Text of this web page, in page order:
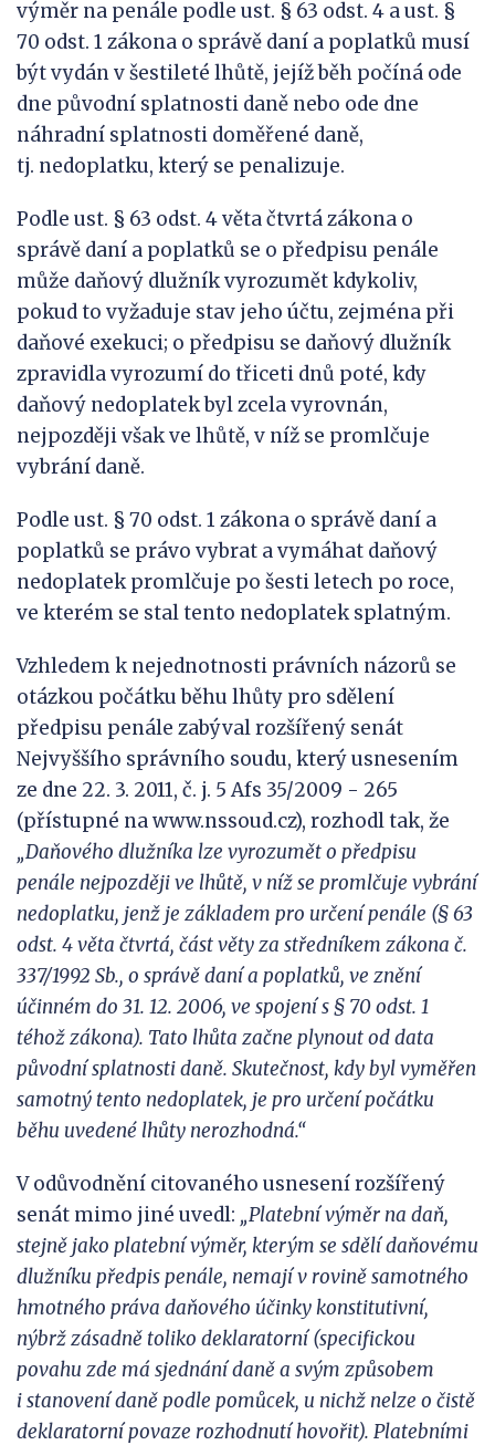
výměr na penále podle ust. § 63 odst. 4 a ust. §
70 odst. 1 zákona o správě daní a poplatků musí
být vydán v šestileté lhůtě, jejíž běh počíná ode
dne původní splatnosti daně nebo ode dne
náhradní splatnosti doměřené daně,
tj. nedoplatku, který se penalizuje.
Podle ust. § 63 odst. 4 věta čtvrtá zákona o
správě daní a poplatků se o předpisu penále
může daňový dlužník vyrozumět kdykoliv,
pokud to vyžaduje stav jeho účtu, zejména při
daňové exekuci; o předpisu se daňový dlužník
zpravidla vyrozumí do třiceti dnů poté, kdy
daňový nedoplatek byl zcela vyrovnán,
nejpozději však ve lhůtě, v níž se promlčuje
vybrání daně.
Podle ust. § 70 odst. 1 zákona o správě daní a
poplatků se právo vybrat a vymáhat daňový
nedoplatek promlčuje po šesti letech po roce,
ve kterém se stal tento nedoplatek splatným.
Vzhledem k nejednotnosti právních názorů se
otázkou počátku běhu lhůty pro sdělení
předpisu penále zabýval rozšířený senát
Nejvyššího správního soudu, který usnesením
ze dne 22. 3. 2011, č. j. 5 Afs 35/2009 - 265
(přístupné na www.nssoud.cz), rozhodl tak, že
„Daňového dlužníka lze vyrozumět o předpisu
penále nejpozději ve lhůtě, v níž se promlčuje vybrání
nedoplatku, jenž je základem pro určení penále (§ 63
odst. 4 věta čtvrtá, část věty za středníkem zákona č.
337/1992 Sb., o správě daní a poplatků, ve znění
účinném do 31. 12. 2006, ve spojení s § 70 odst. 1
téhož zákona). Tato lhůta začne plynout od data
původní splatnosti daně. Skutečnost, kdy byl vyměřen
samotný tento nedoplatek, je pro určení počátku
běhu uvedené lhůty nerozhodná.“
V odůvodnění citovaného usnesení rozšířený
senát mimo jiné uvedl: „Platební výměr na daň,
stejně jako platební výměr, kterým se sdělí daňovému
dlužníku předpis penále, nemají v rovině samotného
hmotného práva daňového účinky konstitutivní,
nýbrž zásadně toliko deklaratorní (specifickou
povahu zde má sjednání daně a svým způsobem
istanovení daně podle pomůcek, u nichž nelze o čistě
deklaratorní povaze rozhodnutí hovořit). Platebními